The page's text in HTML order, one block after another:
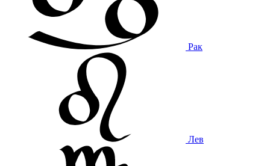
Рак
Лев